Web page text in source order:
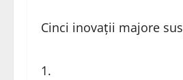
Cinci inovații majore